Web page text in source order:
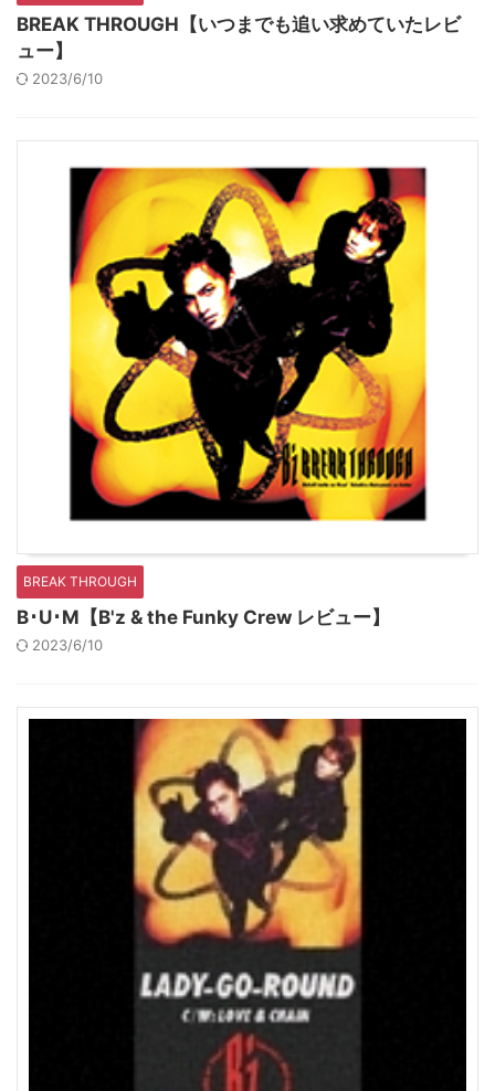
BREAK THROUGH【いつまでも追い求めていたレビ
ュー】
2023/6/10
BREAK THROUGH
B･U･M【B'z & the Funky Crew レビュー】
2023/6/10